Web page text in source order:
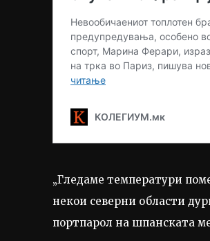
„Гледаме температури
некои северни области
портпарол на шпанската